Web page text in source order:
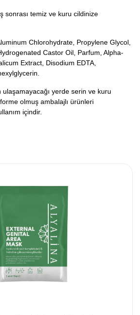
sonrası temiz ve kuru cildinize
Chlorohydrate, Propylene Glycol,
Castor Oil, Parfum, Alpha-
Extract, Disodium EDTA,
ulaşamayacağı yerde serin ve kuru
olmuş ambalajlı ürünleri
içindir.